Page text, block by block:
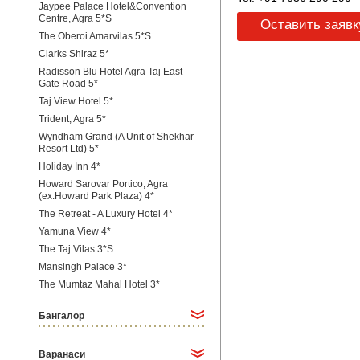
Jaypee Palace Hotel&Convention
Centre, Agra 5*S
The Oberoi Amarvilas 5*S
Clarks Shiraz 5*
Radisson Blu Hotel Agra Taj East
Gate Road 5*
Taj View Hotel 5*
Trident, Agra 5*
Wyndham Grand (A Unit of Shekhar
Resort Ltd) 5*
Holiday Inn 4*
Howard Sarovar Portico, Agra
(ex.Howard Park Plaza) 4*
The Retreat - A Luxury Hotel 4*
Yamuna View 4*
The Taj Vilas 3*S
Mansingh Palace 3*
The Mumtaz Mahal Hotel 3*
Бангалор
Варанаси
Оставить